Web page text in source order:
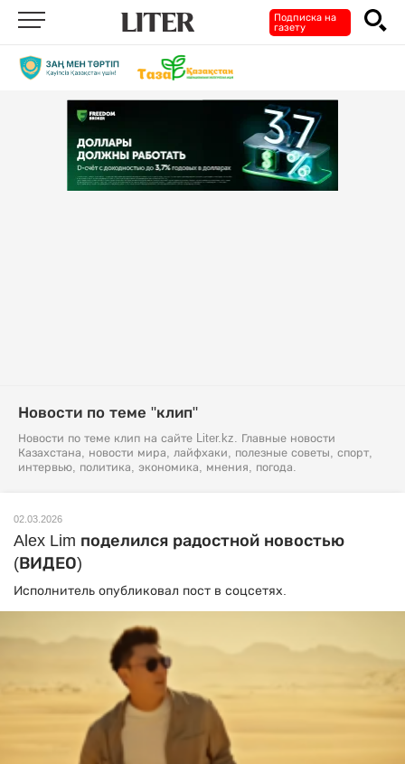
Подписка на
газету
Новости по теме "клип"
Новости по теме клип на сайте Liter.kz. Главные новости
Казахстана, новости мира, лайфхаки, полезные советы, спорт,
интервью, политика, экономика, мнения, погода.
02.03.2026
Alex Lim поделился радостной новостью
(ВИДЕО)
Исполнитель опубликовал пост в соцсетях.